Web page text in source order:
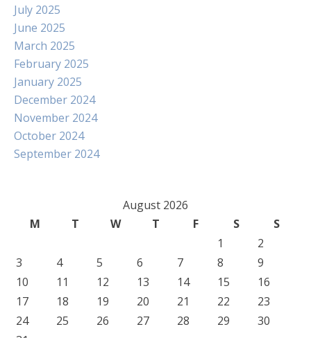
July 2025
June 2025
March 2025
February 2025
January 2025
December 2024
November 2024
October 2024
September 2024
August 2026
M
T W T F S
S
1
2
3
4 5 6 7 8
9
10
11 12 13 14 15
16
17
18 19 20 21 22
23
24
25 26 27 28 29
30